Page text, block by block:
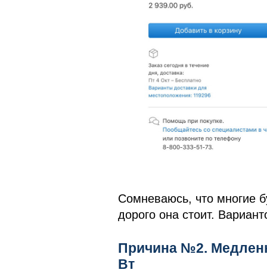
Сомневаюсь, что многие
дорого она стоит.
Причина №2.
Вт